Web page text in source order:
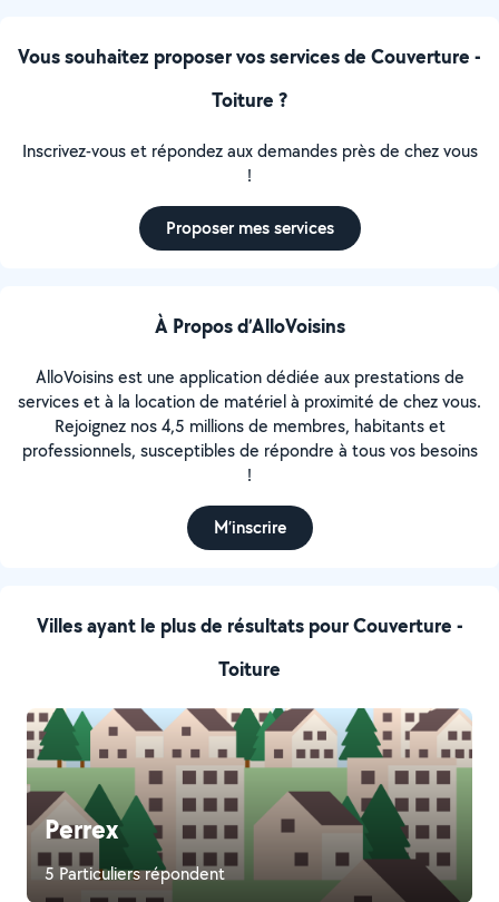
Villes ayant le plus de résultats pour Couverture -
Toiture
Perrex
5 Particuliers répondent
Vous souhaitez proposer vos services de Couverture -
Toiture ?
Inscrivez-vous et répondez aux demandes près de chez vous
!
Proposer mes services
À Propos d’AlloVoisins
AlloVoisins est une application dédiée aux prestations de
services et à la location de matériel à proximité de chez vous.
Rejoignez nos 4,5 millions de membres, habitants et
professionnels, susceptibles de répondre à tous vos besoins
!
M’inscrire